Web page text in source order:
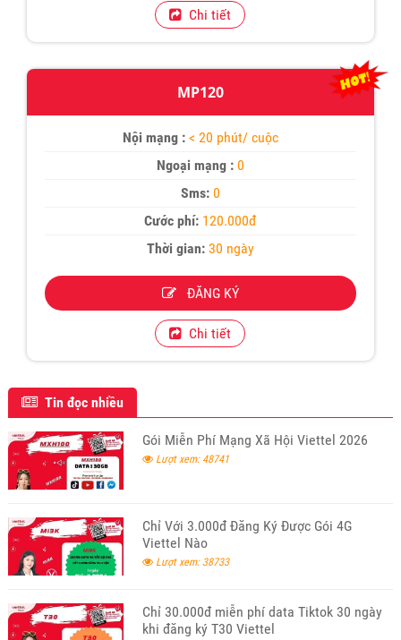
Chi tiết
MP120
Nội mạng : < 20 phút/ cuộc
Ngoại mạng :0
Sms:0
Cước phí: 120.000đ
Thời gian: 30 ngày
ĐĂNG KÝ
Chi tiết
Tin đọc nhiều
Gói Miễn Phí Mạng Xã Hội Viettel 2026
Lượt xem: 48741
Chỉ Với 3.000đ Đăng Ký Được Gói 4G
Viettel Nào
Lượt xem: 38733
Chỉ 30.000đ miễn phí data Tiktok 30 ngày
khi đăng ký T30 Viettel